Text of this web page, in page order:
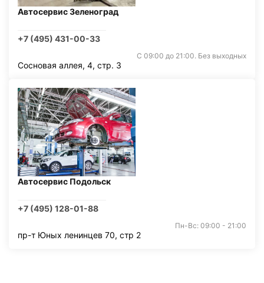
Автосервис Зеленоград
+7 (495) 431-00-33
С 09:00 до 21:00. Без выходных
Сосновая аллея, 4, стр. 3
Автосервис Подольск
+7 (495) 128-01-88
Пн-Вс: 09:00 - 21:00
пр-т Юных ленинцев 70, стр 2